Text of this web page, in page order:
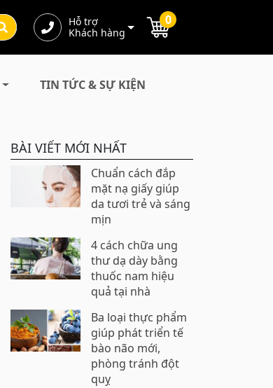
Hỗ trợ
Khách hàng
0
TIN TỨC & SỰ KIỆN
BÀI VIẾT MỚI NHẤT
Chuẩn cách đắp
mặt nạ giấy giúp
da tươi trẻ và sáng
mịn
4 cách chữa ung
thư dạ dày bằng
thuốc nam hiệu
quả tại nhà
Ba loại thực phẩm
giúp phát triển tế
bào não mới,
phòng tránh đột
quỵ